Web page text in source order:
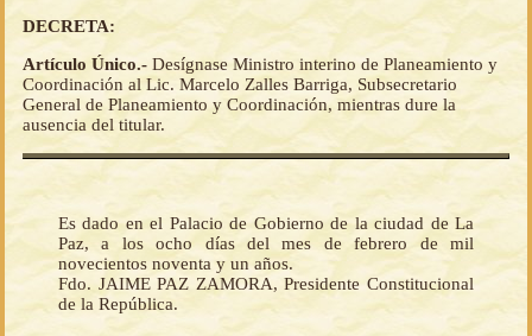
DECRETA:
Artículo Único.- Desígnase Ministro interino de Planeamiento y
Coordinación al Lic. Marcelo Zalles Barriga, Subsecretario
General de Planeamiento y Coordinación, mientras dure la
ausencia del titular.
Es dado en el Palacio de Gobierno de la ciudad de La
Paz, a los ocho días del mes de febrero de mil
novecientos noventa y un años.
Fdo. JAIME PAZ ZAMORA, Presidente Constitucional
de la República.